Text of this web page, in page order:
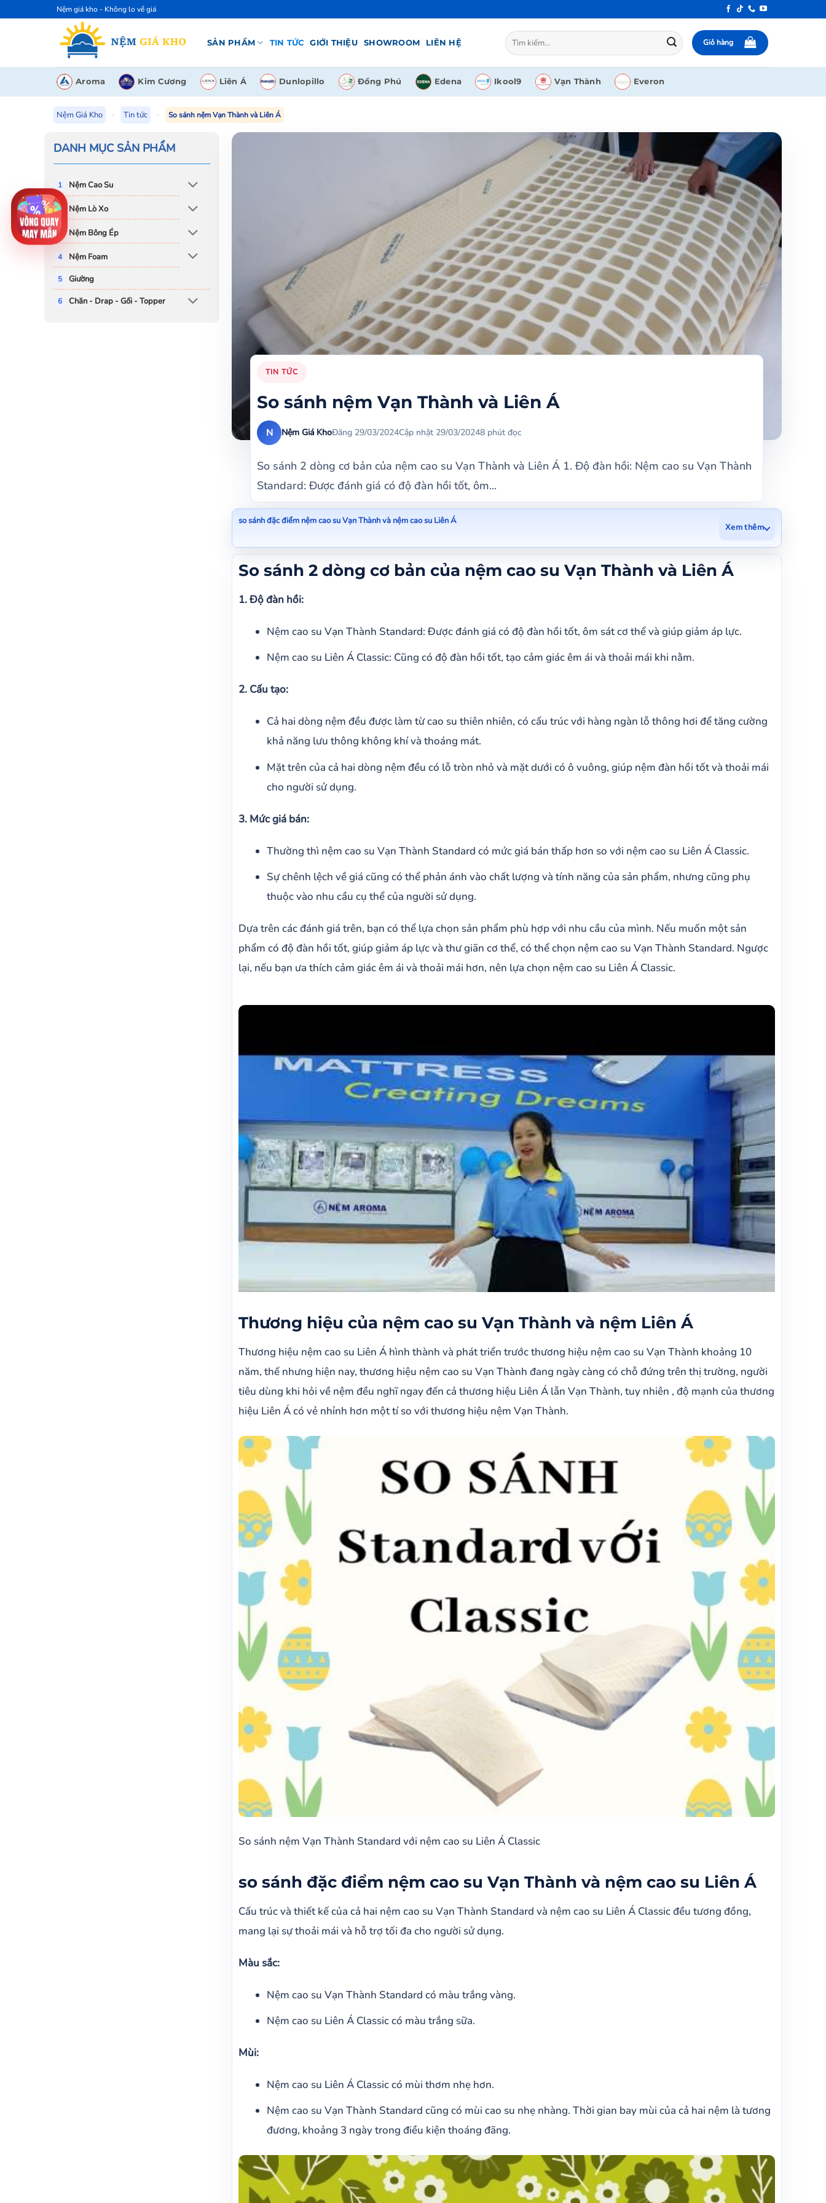
qua
Nệm giá kho - Không lo về giá
SẢN PHẨM TIN TỨC GIỚI THIỆU SHOWROOM LIÊN HỆ
Tìm
kiếm:
Giỏ hàng
Aroma Kim Cương Liên Á Dunlopillo Đồng Phú Edena Ikool9 Vạn Thành Everon
Nệm Giá Kho » Tin tức » So sánh nệm Vạn Thành và Liên Á
DANH MỤC SẢN PHẨM
Nệm Cao Su
Nệm Lò Xo
Nệm Bông Ép
Nệm Foam
Giường
Chăn - Drap - Gối - Topper
TIN TỨC
So sánh nệm Vạn Thành và Liên Á
N Nệm Giá KhoĐăng 29/03/2024Cập nhật 29/03/20248 phút đọc
So sánh 2 dòng cơ bản của nệm cao su Vạn Thành và Liên Á 1. Độ đàn hồi: Nệm cao su Vạn Thành
Standard: Được đánh giá có độ đàn hồi tốt, ôm...
so sánh đặc điểm nệm cao su Vạn Thành và nệm cao su Liên Á
Xem thêm
So sánh 2 dòng cơ bản của nệm cao su Vạn Thành và Liên Á
so sánh đặc điểm nệm cao su Vạn Thành và nệm cao su Liên Á
Giá niêm yết theo công ty của 2 dòng nệm:
Cảm nhận chung về nệm cao su Vạn Thành Standart và Liên Á Classic
So sánh 2 dòng cơ bản của nệm cao su Vạn Thành và Liên Á
1. Độ đàn hồi:
Nệm cao su Vạn Thành Standard: Được đánh giá có độ đàn hồi tốt, ôm sát cơ thể và giúp giảm áp lực.
Nệm cao su Liên Á Classic: Cũng có độ đàn hồi tốt, tạo cảm giác êm ái và thoải mái khi nằm.
2. Cấu tạo:
Cả hai dòng nệm đều được làm từ cao su thiên nhiên, có cấu trúc với hàng ngàn lỗ thông hơi để tăng cường
khả năng lưu thông không khí và thoáng mát.
Mặt trên của cả hai dòng nệm đều có lỗ tròn nhỏ và mặt dưới có ô vuông, giúp nệm đàn hồi tốt và thoải mái
cho người sử dụng.
3. Mức giá bán:
Thường thì nệm cao su Vạn Thành Standard có mức giá bán thấp hơn so với nệm cao su Liên Á Classic.
Sự chênh lệch về giá cũng có thể phản ánh vào chất lượng và tính năng của sản phẩm, nhưng cũng phụ
thuộc vào nhu cầu cụ thể của người sử dụng.
Dựa trên các đánh giá trên, bạn có thể lựa chọn sản phẩm phù hợp với nhu cầu của mình. Nếu muốn một sản
phẩm có độ đàn hồi tốt, giúp giảm áp lực và thư giãn cơ thể, có thể chọn nệm cao su Vạn Thành Standard. Ngược
lại, nếu bạn ưa thích cảm giác êm ái và thoải mái hơn, nên lựa chọn nệm cao su Liên Á Classic.
Thương hiệu của nệm cao su Vạn Thành và nệm Liên Á
Thương hiệu nệm cao su Liên Á hình thành và phát triển trước thương hiệu nệm cao su Vạn Thành khoảng 10
năm, thế nhưng hiện nay, thương hiệu nệm cao su Vạn Thành đang ngày càng có chỗ đứng trên thị trường, người
tiêu dùng khi hỏi về nệm đều nghĩ ngay đến cả thương hiệu Liên Á lẫn Vạn Thành, tuy nhiên , độ mạnh của thương
hiệu Liên Á có vẻ nhỉnh hơn một tí so với thương hiệu nệm Vạn Thành.
So sánh nệm Vạn Thành Standard với nệm cao su Liên Á Classic
so sánh đặc điểm nệm cao su Vạn Thành và nệm cao su Liên Á
Cấu trúc và thiết kế của cả hai nệm cao su Vạn Thành Standard và nệm cao su Liên Á Classic đều tương đồng,
mang lại sự thoải mái và hỗ trợ tối đa cho người sử dụng.
Màu sắc:
Nệm cao su Vạn Thành Standard có màu trắng vàng.
Nệm cao su Liên Á Classic có màu trắng sữa.
Mùi:
Nệm cao su Liên Á Classic có mùi thơm nhẹ hơn.
Nệm cao su Vạn Thành Standard cũng có mùi cao su nhẹ nhàng. Thời gian bay mùi của cả hai nệm là tương
đương, khoảng 3 ngày trong điều kiện thoáng đãng.